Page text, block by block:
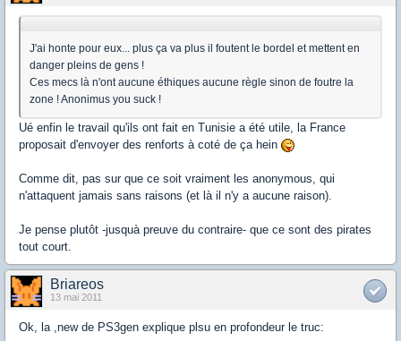
J'ai honte pour eux... plus ça va plus il foutent le bordel et mettent en
danger pleins de gens !
Ces mecs là n'ont aucune éthiques aucune règle sinon de foutre la
zone ! Anonimus you suck !
Ué enfin le travail qu'ils ont fait en Tunisie a été utile, la France
proposait d'envoyer des renforts à coté de ça hein
Comme dit, pas sur que ce soit vraiment les anonymous, qui
n'attaquent jamais sans raisons (et là il n'y a aucune raison).
Je pense plutôt -jusquà preuve du contraire- que ce sont des pirates
tout court.
Briareos
13 mai 2011
Ok, la ,new de PS3gen explique plsu en profondeur le truc: